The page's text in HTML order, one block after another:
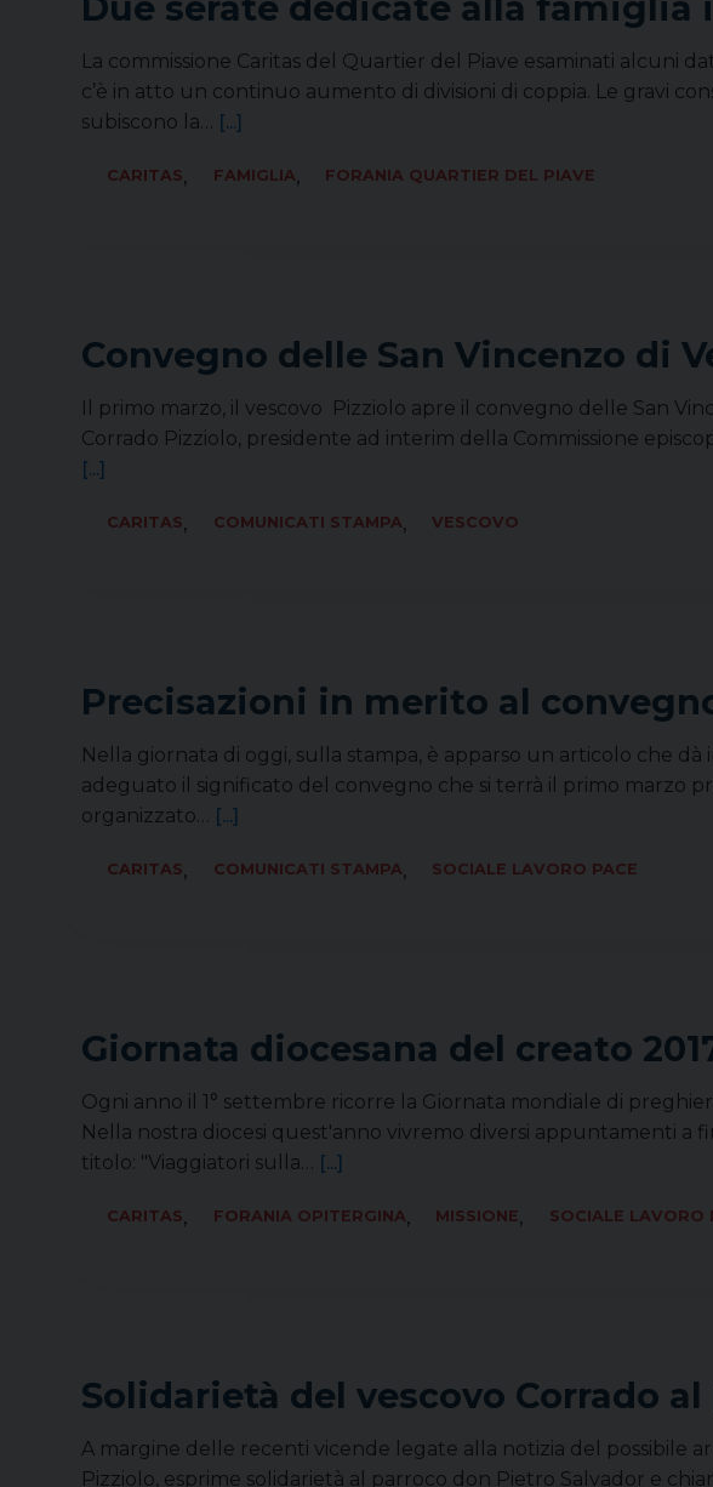
La commissione Caritas del Quartier del Piave esaminati alcuni
c’è in atto un continuo aumento di divisioni di coppia. Le gravi
subiscono la… [...]
CARITAS, FAMIGLIA,
FORANIA QUARTIER DEL PIAVE
Convegno delle San Vincenzo di
Il primo marzo, il vescovo Pizziolo apre il convegno delle San
Corrado Pizziolo, presidente ad interim della Commissione
[...]
CARITAS, COMUNICATI STAMPA,
VESCOVO
Precisazioni in merito al
Nella giornata di oggi, sulla stampa, è apparso un articolo che
adeguato il significato del convegno che si terrà il primo marzo
organizzato… [...]
CARITAS, COMUNICATI STAMPA,
SOCIALE LAVORO PACE
Giornata diocesana del creato
Ogni anno il 1° settembre ricorre la Giornata mondiale di
Nella nostra diocesi quest'anno vivremo diversi appuntamenti a
titolo: "Viaggiatori sulla… [...]
CARITAS, FORANIA OPITERGINA, MISSIONE,
SOCIALE LAVORO
Solidarietà del vescovo Corrado
A margine delle recenti vicende legate alla notizia del possibile
Pizziolo, esprime solidarietà al parroco don Pietro Salvador e